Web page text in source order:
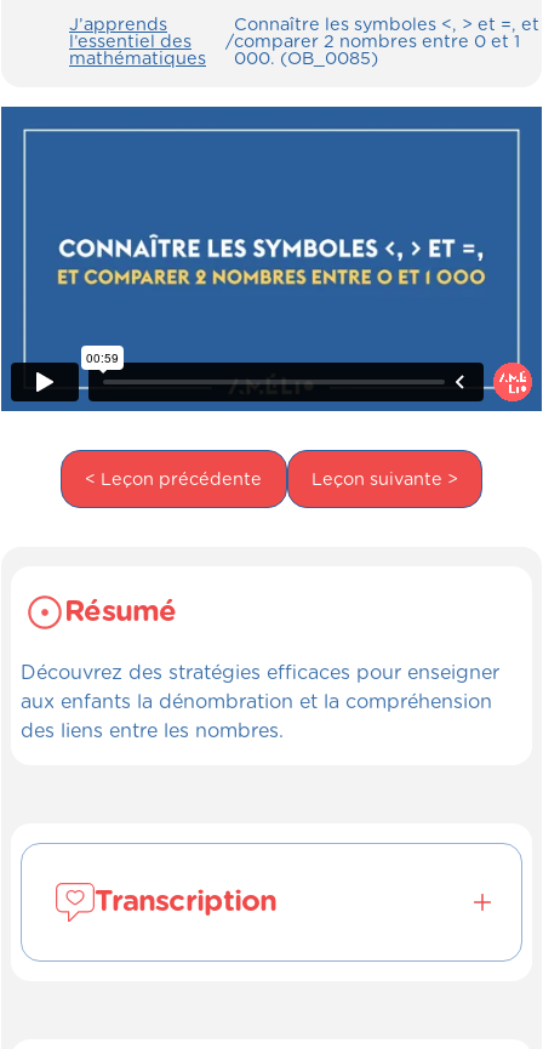
J’apprends
l’essentiel des
mathématiques
/
Connaître les symboles <, > et =, et
comparer 2 nombres entre 0 et 1
000. (OB_0085)
< Leçon précédente Leçon suivante >
Résumé
Découvrez des stratégies efficaces pour enseigner
aux enfants la dénombration et la compréhension
des liens entre les nombres.
Transcription